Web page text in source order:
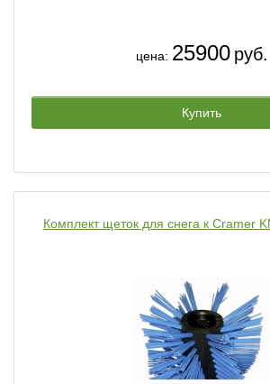
цена: 25900 руб.
Купить
Комплект щеток для снега к Cramer